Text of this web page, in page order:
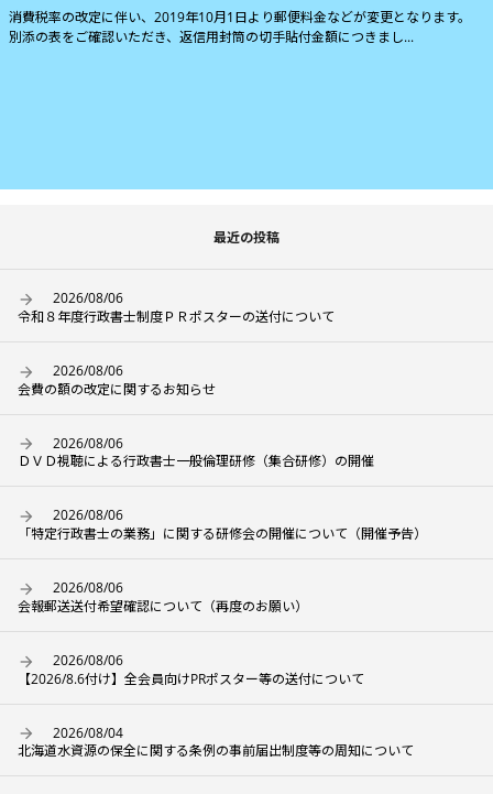
消費税率の改定に伴い、2019年10月1日より郵便料金などが変更となります。
別添の表をご確認いただき、返信用封筒の切手貼付金額につきまし...
最近の投稿
2026/08/06
令和８年度行政書士制度ＰＲポスターの送付について
2026/08/06
会費の額の改定に関するお知らせ
2026/08/06
ＤＶＤ視聴による行政書士一般倫理研修（集合研修）の開催
2026/08/06
「特定行政書士の業務」に関する研修会の開催について（開催予告）
2026/08/06
会報郵送送付希望確認について（再度のお願い）
2026/08/06
【2026/8.6付け】全会員向けPRポスター等の送付について
2026/08/04
北海道水資源の保全に関する条例の事前届出制度等の周知について